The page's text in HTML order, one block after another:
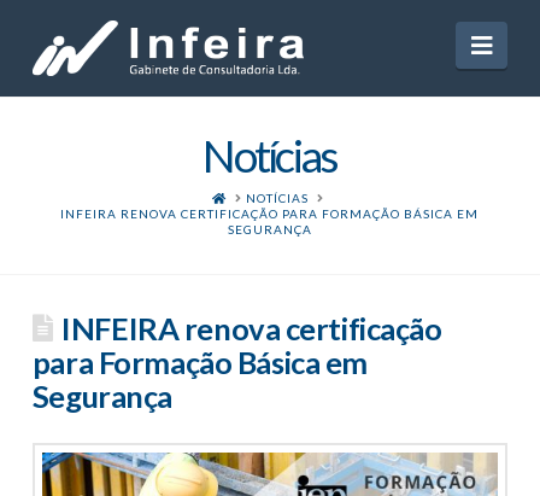
Notícias
HOMENOTÍCIAS
INFEIRA RENOVA CERTIFICAÇÃO PARA FORMAÇÃO BÁSICA EM
SEGURANÇA
INFEIRA renova certificação
para Formação Básica em
Segurança